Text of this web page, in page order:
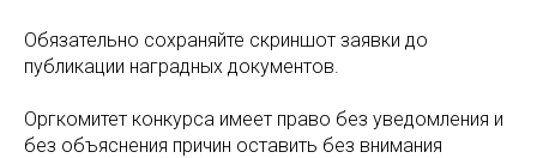
Обязательно сохраняйте скриншот заявки до
публикации наградных документов.
Оргкомитет конкурса имеет право без уведомления и
без объяснения причин оставить без внимания